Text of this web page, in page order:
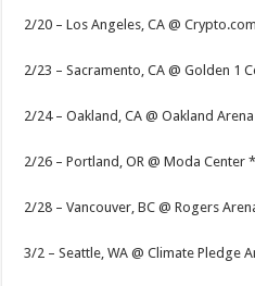
2/20 – Los Angeles, CA @
2/23 – Sacramento, CA @ Golden 1
2/24 – Oakland, CA @ Oakland
2/26 – Portland, OR @ Moda Center
2/28 – Vancouver, BC @ Rogers
3/2 – Seattle, WA @ Climate Pledge